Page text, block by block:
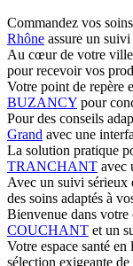
Commandez vos
Rhône assure un
Au cœur de votre
pour recevoir vos
Votre point de repère
BUZANCY pour
Pour des conseils
Grand avec une
La solution pratique
TRANCHANT avec
Avec un suivi sérieux
des soins adaptés à
Bienvenue dans
COUCHANT et un
Votre espace santé en
sélection exigeante